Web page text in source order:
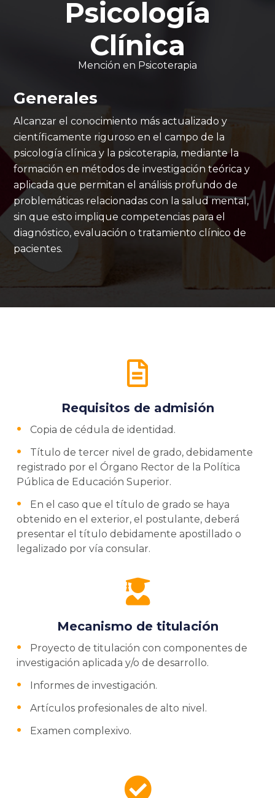
Psicología
Clínica
Mención en Psicoterapia
Generales
Alcanzar el conocimiento más actualizado y
científicamente riguroso en el campo de la
psicología clínica y la psicoterapia, mediante la
formación en métodos de investigación teórica y
aplicada que permitan el análisis profundo de
problemáticas relacionadas con la salud mental,
sin que esto implique competencias para el
diagnóstico, evaluación o tratamiento clínico de
pacientes.
Requisitos de admisión
Copia de cédula de identidad.
Título de tercer nivel de grado, debidamente
registrado por el Órgano Rector de la Política
Pública de Educación Superior.
En el caso que el título de grado se haya
obtenido en el exterior, el postulante, deberá
presentar el título debidamente apostillado o
legalizado por vía consular.
Mecanismo de titulación
Proyecto de titulación con componentes de
investigación aplicada y/o de desarrollo.
Informes de investigación.
Artículos profesionales de alto nivel.
Examen complexivo.